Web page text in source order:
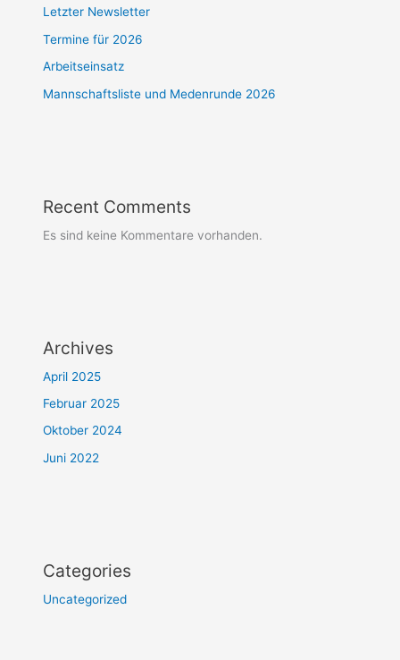
Letzter Newsletter
Termine für 2026
Arbeitseinsatz
Mannschaftsliste und Medenrunde 2026
Recent Comments
Es sind keine Kommentare vorhanden.
Archives
April 2025
Februar 2025
Oktober 2024
Juni 2022
Categories
Uncategorized